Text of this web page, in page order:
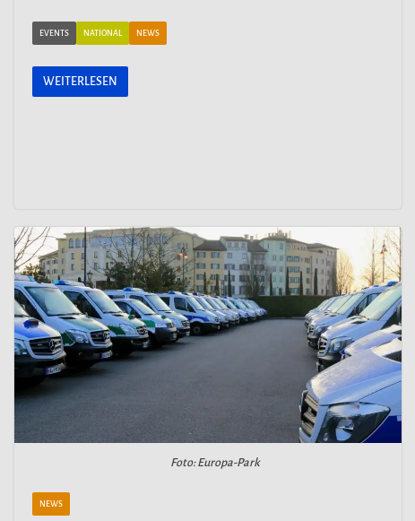
EVENTS NATIONAL NEWS
WEITERLESEN
Foto: Europa-Park
NEWS